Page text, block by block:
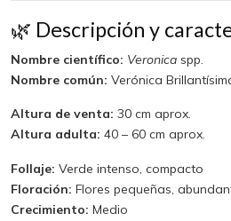
🌿 Descripción y
Nombre científico: Veronicaspp.
Nombre común: Verónica
Altura de venta: 30 cm aprox.
Altura adulta: 40 – 60 cm aprox.
Follaje: Verde intenso, compacto
Floración: Flores pequeñas,
Crecimiento: Medio